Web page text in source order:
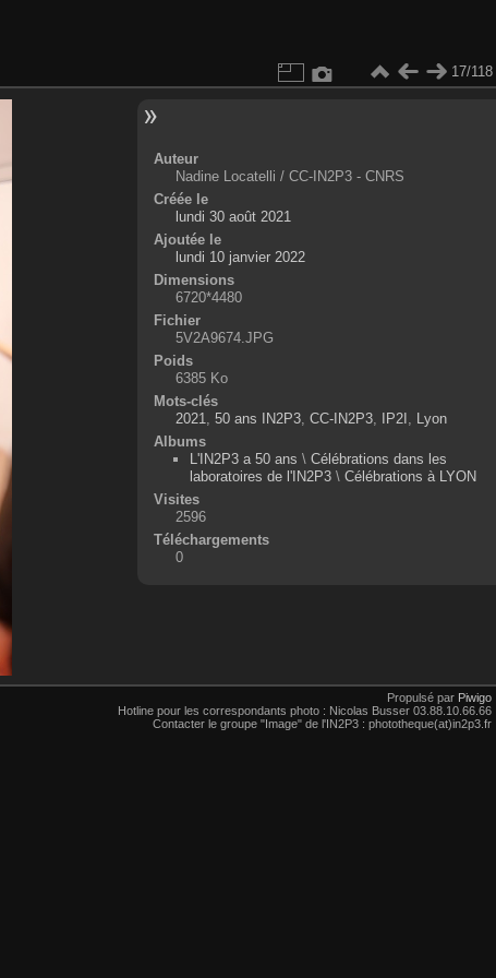
17/118
Auteur
Nadine Locatelli / CC-IN2P3 - CNRS
Créée le
lundi 30 août 2021
Ajoutée le
lundi 10 janvier 2022
Dimensions
6720*4480
Fichier
5V2A9674.JPG
Poids
6385 Ko
Mots-clés
2021
50 ans IN2P3, CC-IN2P3, IP2I
Lyon
Albums
L'IN2P3 a 50 ans \ Célébrations dans les
laboratoires de l'IN2P3\ Célébrations à LYON
Visites
2596
Téléchargements
0
Propulsé par Piwigo
Hotline pour les correspondants photo : Nicolas Busser 03.88.10.66.66
Contacter le groupe "Image" de l'IN2P3 : phototheque(at)in2p3.fr